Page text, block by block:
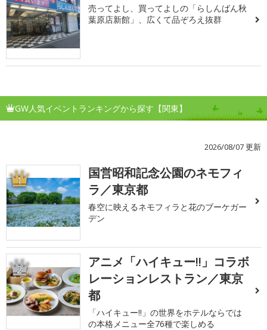
売ってよし、買ってよしの「らしんばん秋
葉原店新館」、広くて品ぞろえ抜群
GW人気イベントランキングから探す【関東】
2026/08/07 更新
1
国営昭和記念公園のネモフィ
ラ／東京都
春空に映えるネモフィラと花のブーケガー
デン
2
アニメ「ハイキュー!!」コラボ
レーションレストラン／東京
都
「ハイキュー!!」の世界をホテルならでは
の本格メニュー全76種で楽しめる